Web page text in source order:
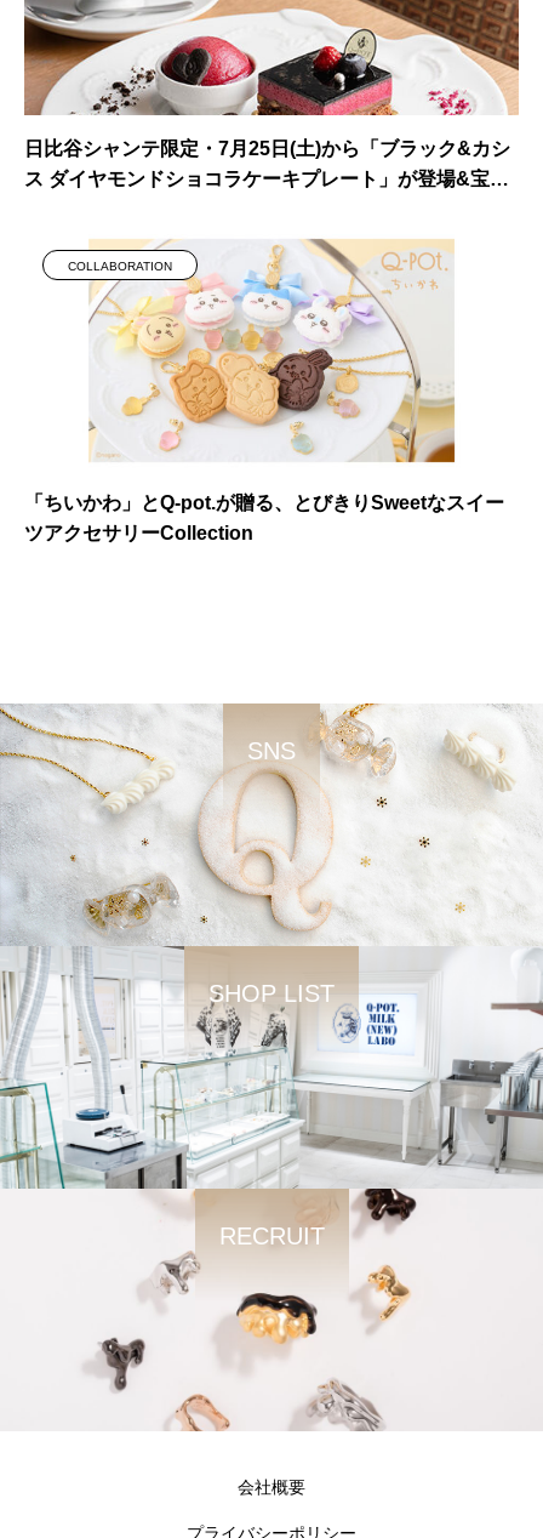
日比谷シャンテ限定・7月25日(土)から「ブラック&カシ
ス ダイヤモンドショコラケーキプレート」が登場&宝塚
COLLABORATION
「ちいかわ」とQ-pot.が贈る、とびきりSweetなスイー
ツアクセサリーCollection
SNS
SHOP LIST
RECRUIT
会社概要
プライバシーポリシー